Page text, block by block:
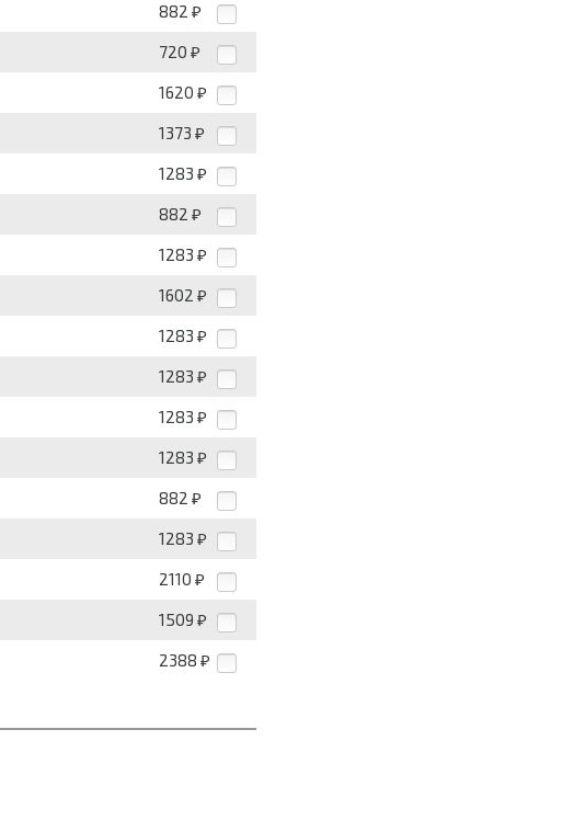
882 ₽
720 ₽
1620 ₽
1373 ₽
1283 ₽
882 ₽
1283 ₽
1602 ₽
1283 ₽
1283 ₽
1283 ₽
1283 ₽
882 ₽
1283 ₽
2110 ₽
1509 ₽
2388 ₽